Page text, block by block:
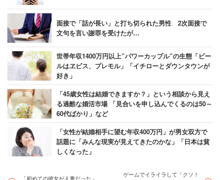
面接で「話が長い」と打ち切られた男性 2次面接で
文句を言い謝罪を受けたが…
世帯年収1400万円以上”パワーカップル”の生態「ビー
ルはヱビス、プレモル」「イチローとダウンタウンが
好き」
「45歳女性は結婚できますか？」という相談から見え
る過酷な婚活市場 「見合いを申し込んでくるのは50～
60代ばかり」など
「女性が結婚相手に望む年収400万円」が男女双方で
話題に「みんな現実が見えてきたのかな」「日本は貧
しくなった」
「初めての彼女が人妻だった」
ゲームでイライラして「クソ！